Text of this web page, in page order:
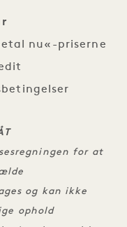
nu«-priserne
for at
og kan ikke
ophold